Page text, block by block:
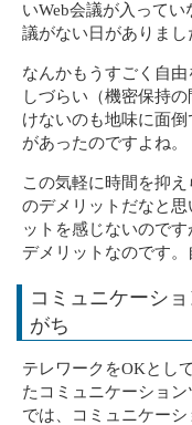
いWeb会議が入って
議がない日がありまし
なんかもうすごく自
しづらい（機密保持
けないのも地味に面
があったのですよね。
この気軽に時間を抑
のデメリットだなと
ットを感じないので
デメリットなのです。
コミュニケーシ
がち
テレワークをOKとし
たコミュニケーショ
では、コミュニケー